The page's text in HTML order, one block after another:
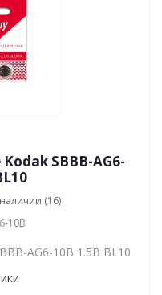
SBBB-AG6-
наличии (16)
10B
AG6-10B 1.5В BL10